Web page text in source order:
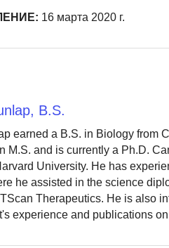
16 марта 2020 г.
B.S.
earned a B.S. in Biology from
M.S. and is currently a Ph.D.
University. He has
he assisted in the science
Therapeutics. He is also
experience and publications on